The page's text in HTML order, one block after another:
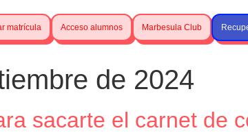
matrícula Acceso alumnos Marbesula Club
de 2024
sacarte el carnet de